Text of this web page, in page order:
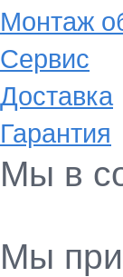
Монтаж
Сервис
Доставка
Гарантия
Мы в
Мы